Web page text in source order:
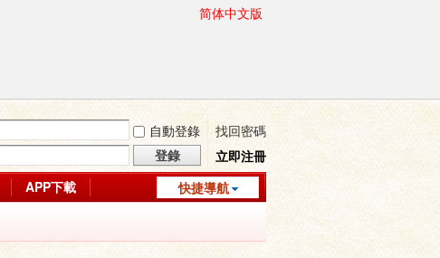
简体中文版
自動登錄
找回密碼
登錄
立即注冊
快捷導航
APP下載